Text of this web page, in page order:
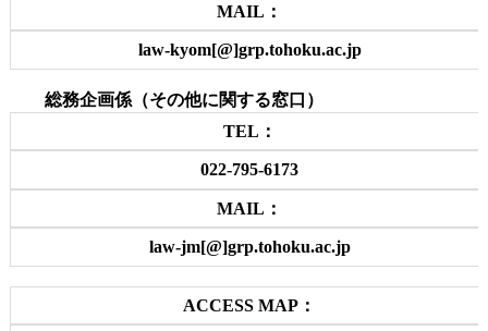
MAIL：
law-kyom[@]grp.tohoku.ac.jp
総務企画係（その他に関する窓口）
TEL：
022-795-6173
MAIL：
law-jm[@]grp.tohoku.ac.jp
ACCESS MAP：